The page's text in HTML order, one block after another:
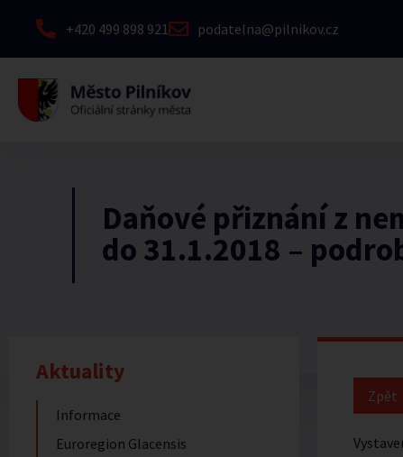
+420 499 898 921 podatelna@pilnikov.cz
Daňové přiznání z
do 31.1.2018 –
Aktuality
Informace
Euroregion Glacensis